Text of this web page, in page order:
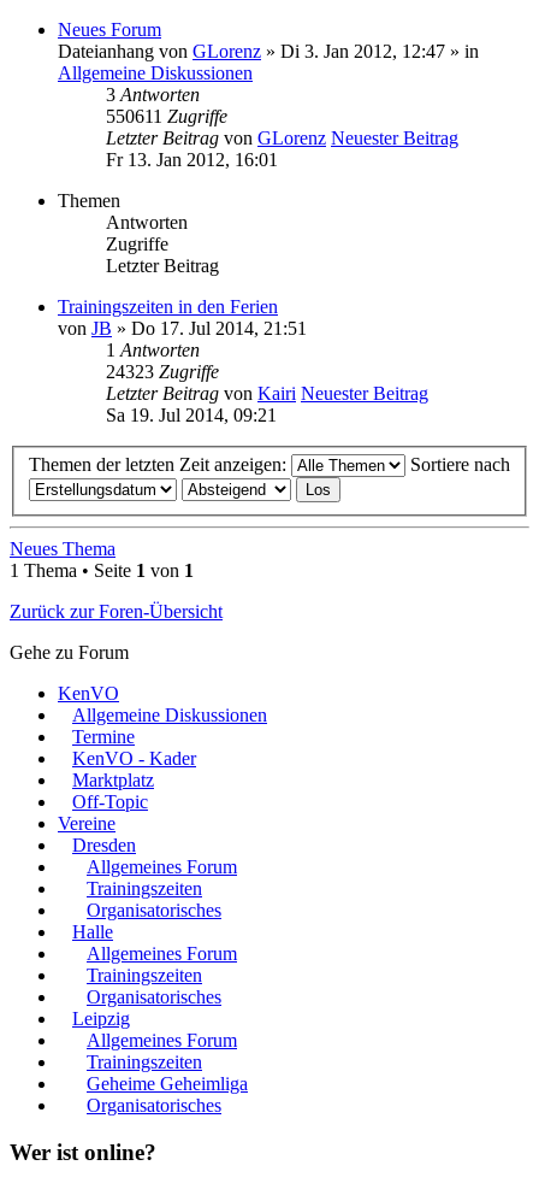
Neues Forum
Dateianhang von GLorenz » Di 3. Jan 2012, 12:47 » in
Allgemeine Diskussionen
3 Antworten
550611 Zugriffe
Letzter Beitrag von GLorenz Neuester Beitrag
Fr 13. Jan 2012, 16:01
Themen
Antworten
Zugriffe
Letzter Beitrag
Trainingszeiten in den Ferien
von JB » Do 17. Jul 2014, 21:51
1 Antworten
24323 Zugriffe
Letzter Beitrag von Kairi Neuester Beitrag
Sa 19. Jul 2014, 09:21
Themen der letzten Zeit anzeigen: Sortiere nach
Neues Thema
1 Thema • Seite 1 von 1
Zurück zur Foren-Übersicht
Gehe zu Forum
KenVO
Allgemeine Diskussionen
Termine
KenVO - Kader
Marktplatz
Off-Topic
Vereine
Dresden
Allgemeines Forum
Trainingszeiten
Organisatorisches
Halle
Allgemeines Forum
Trainingszeiten
Organisatorisches
Leipzig
Allgemeines Forum
Trainingszeiten
Geheime Geheimliga
Organisatorisches
Wer ist online?